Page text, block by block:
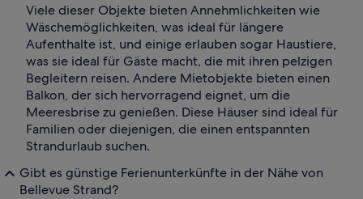
Viele dieser Objekte bieten Annehmlichkeiten wie
Wäschemöglichkeiten, was ideal für längere
Aufenthalte ist, und einige erlauben sogar Haustiere,
was sie ideal für Gäste macht, die mit ihren pelzigen
Begleitern reisen. Andere Mietobjekte bieten einen
Balkon, der sich hervorragend eignet, um die
Meeresbrise zu genießen. Diese Häuser sind ideal für
Familien oder diejenigen, die einen entspannten
Strandurlaub suchen.
Gibt es günstige Ferienunterkünfte in der Nähe von
Bellevue Strand?